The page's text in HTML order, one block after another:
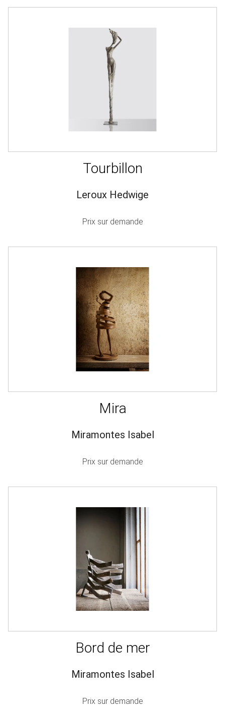
Tourbillon
Leroux Hedwige
Prix sur demande
Mira
Miramontes Isabel
Prix sur demande
Bord de mer
Miramontes Isabel
Prix sur demande